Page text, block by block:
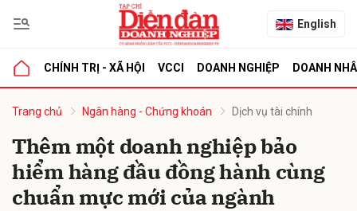
English
CHÍNH TRỊ - XÃ HỘI VCCI DOANH NGHIỆP DOANH
Trang chủ Ngân hàng - Chứng khoán Dịch vụ tài chính
Thêm một doanh nghiệp bảo
hiểm hàng đầu đồng hành cùng
chuẩn mực mới của ngành
luận